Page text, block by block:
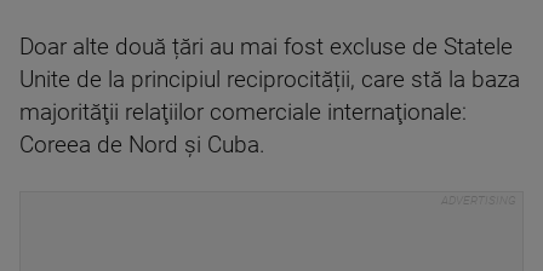
Doar alte două țări au mai fost excluse de Statele
Unite de la principiul reciprocității, care stă la baza
majorităţii relaţiilor comerciale internaţionale:
Coreea de Nord și Cuba.